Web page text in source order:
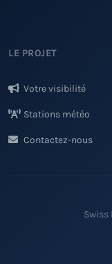
LE PROJET
Votre visibilité
Stations météo
Contactez-nous
Swiss